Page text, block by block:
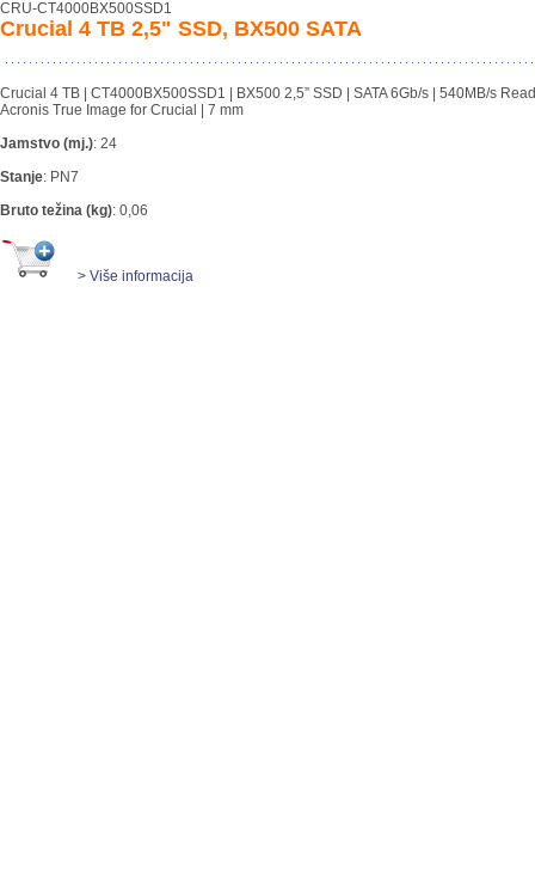
CRU-CT4000BX500SSD1
Crucial 4 TB 2,5" SSD, BX500 SATA
Crucial 4 TB | CT4000BX500SSD1 | BX500 2,5” SSD | SATA 6Gb/s | 540MB/s
Acronis True Image for Crucial | 7 mm
Jamstvo (mj.): 24
Stanje: PN7
Bruto težina (kg): 0,06
> Više informacija